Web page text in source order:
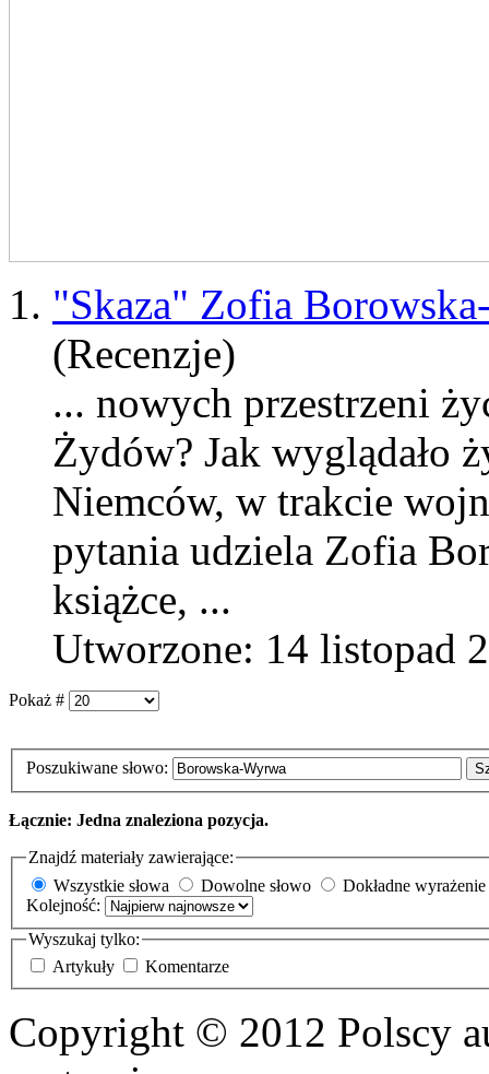
1. "Skaza" Zofia
(Recenzje)
... nowych przestrzeni
Żydów? Jak wyglądało
Niemców, w trakcie
pytania udziela Zofia
książce, ...
Utworzone: 14 listopad
Pokaż #
Poszukiwane słowo:
Łącznie: Jedna znaleziona pozycja.
Znajdź materiały zawierające:
Wszystkie słowa
Dowolne słowo
Dokładne wyrażenie
Kolejność:
Wyszukaj tylko:
Artykuły
Komentarze
Copyright © 2012 Polscy